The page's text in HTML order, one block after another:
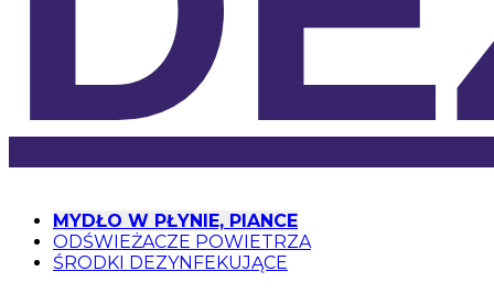
MYDŁO W PŁYNIE, PIANCE
ODŚWIEŻACZE POWIETRZA
ŚRODKI DEZYNFEKUJĄCE